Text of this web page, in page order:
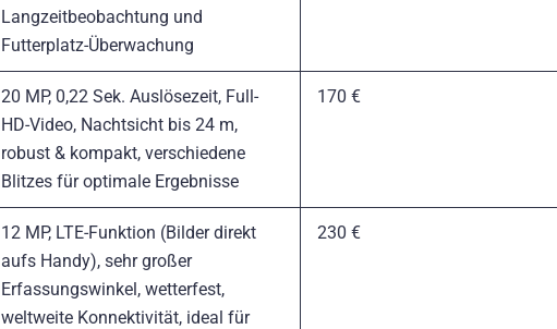
Langzeitbeobachtung und
Futterplatz-Überwachung
20 MP, 0,22 Sek. Auslösezeit, Full-
HD-Video, Nachtsicht bis 24 m,
robust & kompakt, verschiedene
Blitzes für optimale Ergebnisse
170 €
12 MP, LTE-Funktion (Bilder direkt
aufs Handy), sehr großer
Erfassungswinkel, wetterfest,
weltweite Konnektivität, ideal für
230 €